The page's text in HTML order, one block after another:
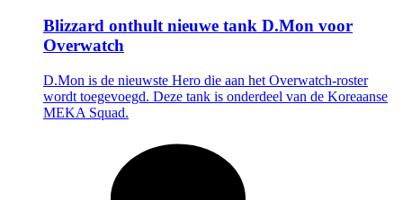
Blizzard onthult nieuwe tank D.Mon voor
Overwatch
D.Mon is de nieuwste Hero die aan het Overwatch-roster
wordt toegevoegd. Deze tank is onderdeel van de Koreaanse
MEKA Squad.